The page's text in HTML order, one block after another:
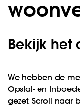
Bekijk het
We hebben de
Opstal- en
gezet. Scroll naar